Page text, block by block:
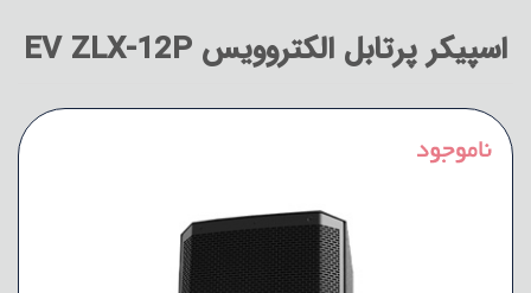
اسپیکر پرتابل الکتروویس EV ZLX-12P